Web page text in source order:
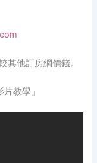
其他訂房網價錢。
教學」